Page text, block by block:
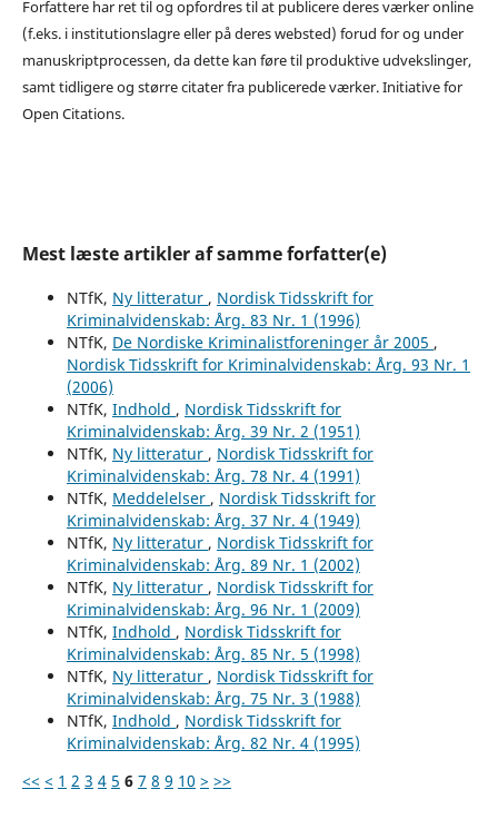
Forfattere har ret til og opfordres til at publicere deres værker online
(f.eks. i institutionslagre eller på deres websted) forud for og under
manuskriptprocessen, da dette kan føre til produktive udvekslinger,
samt tidligere og større citater fra publicerede værker. Initiative for
Open Citations.
Mest læste artikler af samme forfatter(e)
NTfK, Ny litteratur , Nordisk Tidsskrift for
Kriminalvidenskab: Årg. 83 Nr. 1 (1996)
NTfK, De Nordiske Kriminalistforeninger år 2005 ,
Nordisk Tidsskrift for Kriminalvidenskab: Årg. 93 Nr. 1
(2006)
NTfK, Indhold , Nordisk Tidsskrift for
Kriminalvidenskab: Årg. 39 Nr. 2 (1951)
NTfK, Ny litteratur , Nordisk Tidsskrift for
Kriminalvidenskab: Årg. 78 Nr. 4 (1991)
NTfK, Meddelelser , Nordisk Tidsskrift for
Kriminalvidenskab: Årg. 37 Nr. 4 (1949)
NTfK, Ny litteratur , Nordisk Tidsskrift for
Kriminalvidenskab: Årg. 89 Nr. 1 (2002)
NTfK, Ny litteratur , Nordisk Tidsskrift for
Kriminalvidenskab: Årg. 96 Nr. 1 (2009)
NTfK, Indhold , Nordisk Tidsskrift for
Kriminalvidenskab: Årg. 85 Nr. 5 (1998)
NTfK, Ny litteratur , Nordisk Tidsskrift for
Kriminalvidenskab: Årg. 75 Nr. 3 (1988)
NTfK, Indhold , Nordisk Tidsskrift for
Kriminalvidenskab: Årg. 82 Nr. 4 (1995)
<< < 1 2 3 4 5 6 7 8 9 10 > >>